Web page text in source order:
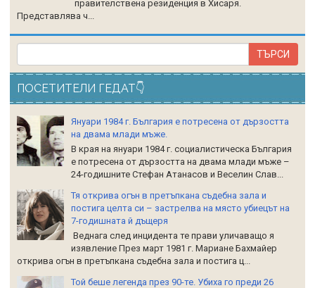
правителствена резиденция в Хисаря.
Представлява ч...
ПОСЕТИТЕЛИ ГЕДАТ👇
Януари 1984 г. България е потресена от дързостта
на двама млади мъже.
В края на януари 1984 г. социалистическа България
е потресена от дързостта на двама млади мъже –
24-годишните Стефан Атанасов и Веселин Слав...
Тя открива огън в претъпкана съдебна зала и
постига целта си – застрелва на място убиецът на
7-годишната й дъщеря
Веднага след инцидента те прави уличаващо я
изявление През март 1981 г. Мариане Бахмайер
открива огън в претъпкана съдебна зала и постига ц...
Той беше легенда през 90-те. Убиха го преди 26